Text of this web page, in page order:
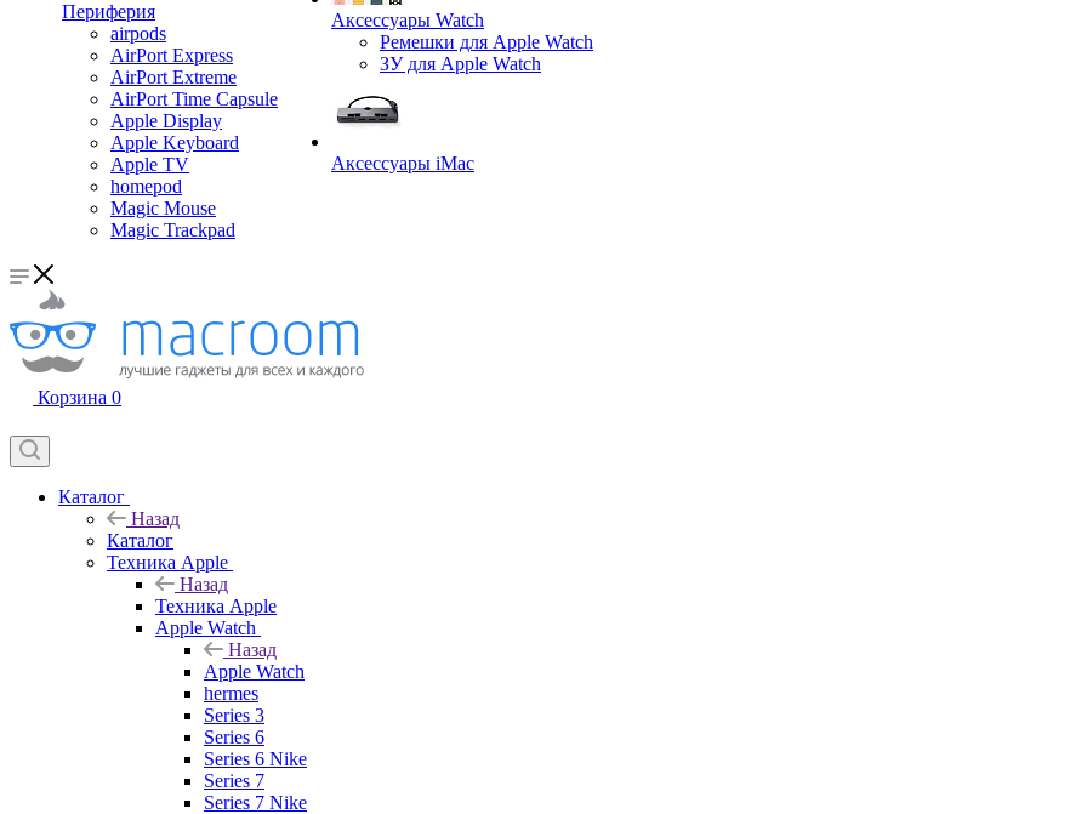
Периферия
airpods
AirPort Express
AirPort Extreme
AirPort Time Capsule
Apple Display
Apple Keyboard
Apple TV
homepod
Magic Mouse
Magic Trackpad
Аксессуары Watch
Ремешки для Apple Watch
ЗУ для Apple Watch
Аксессуары iMac
Корзина 0
Каталог
Назад
Каталог
Техника Apple
Назад
Техника Apple
Apple Watch
Назад
Apple Watch
hermes
Series 3
Series 6
Series 6 Nike
Series 7
Series 7 Nike